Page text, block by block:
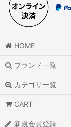
HOME
ブランド一覧
カテゴリ一覧
CART
新規会員登録